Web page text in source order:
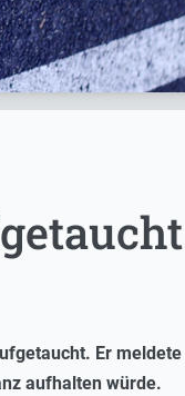
Er meldete
aufhalten würde.